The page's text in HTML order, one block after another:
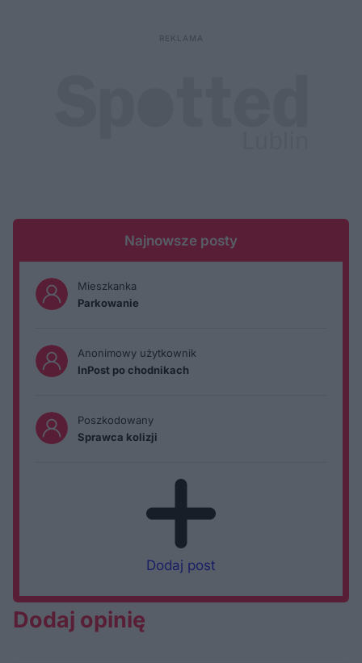
Najnowsze posty
Mieszkanka
Parkowanie
Anonimowy użytkownik
InPost po chodnikach
Poszkodowany
Sprawca kolizji
Dodaj post
Dodaj opinię